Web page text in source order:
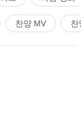
찬양 MV 찬